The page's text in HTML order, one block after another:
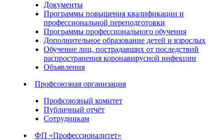
Документы
Программы повышения квалификации и
профессиональной переподготовки
Программы профессионального обучения
Дополнительное образование детей и взрослых
Обучение лиц, пострадавших от последствий
распространения коронавирусной инфекции
Объявления
Профсоюзная организация
Профсоюзный комитет
Публичный отчёт
Сотрудникам
ФП «Профессионалитет»